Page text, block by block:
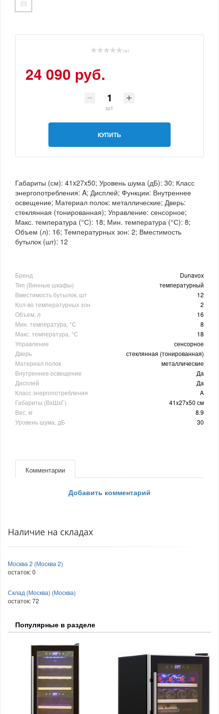
( 0 )
24 090 руб.
шт
КУПИТЬ
Габариты (см): 41x27x50; Уровень шума (дБ): 30; Класс
энергопотребления: A; Дисплей; Функции: Внутреннее
освещение; Материал полок: металлические; Дверь:
стеклянная (тонированная); Управление: сенсорное;
Макс. температура (°С): 18; Мин. температура (°С): 8;
Объем (л): 16; Температурных зон: 2; Вместимость
бутылок (шт): 12
Бренд
Dunavox
Тип (Винные шкафы)
температурный
Вместимость бутылок, шт
12
Кол-во температурных зон
2
Объем, л
16
Мин. температура, °С
8
Макс. температура, °С
18
Управление
сенсорное
Дверь
стеклянная (тонированная)
Материал полок
металлические
Внутреннее освещение
Да
Дисплей
Да
Класс энергопотребления
A
Габариты (ВхШхГ)
41x27x50 см
Вес, кг
8.9
Уровень шума, дБ
30
Комментарии
Добавить комментарий
Наличие на складах
Москва 2 (Москва 2)
остаток:0
Склад (Москва) (Москва)
остаток:72
Популярные в разделе